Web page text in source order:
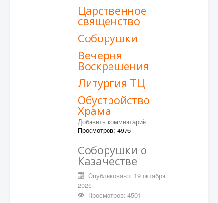
Царственное
священство
Соборушки
Вечерня
Воскрешения
Литургия ТЦ
Обустройство
Храма
Добавить комментарий
Просмотров: 4976
Соборушки о
Казачестве
Опубликовано: 19 октября
2025
Просмотров: 4501